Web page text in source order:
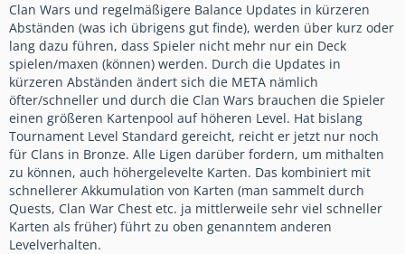
Clan Wars und regelmäßigere Balance Updates in kürzeren
Abständen (was ich übrigens gut finde), werden über kurz oder
lang dazu führen, dass Spieler nicht mehr nur ein Deck
spielen/maxen (können) werden. Durch die Updates in
kürzeren Abständen ändert sich die META nämlich
öfter/schneller und durch die Clan Wars brauchen die Spieler
einen größeren Kartenpool auf höheren Level. Hat bislang
Tournament Level Standard gereicht, reicht er jetzt nur noch
für Clans in Bronze. Alle Ligen darüber fordern, um mithalten
zu können, auch höhergelevelte Karten. Das kombiniert mit
schnellerer Akkumulation von Karten (man sammelt durch
Quests, Clan War Chest etc. ja mittlerweile sehr viel schneller
Karten als früher) führt zu oben genanntem anderen
Levelverhalten.